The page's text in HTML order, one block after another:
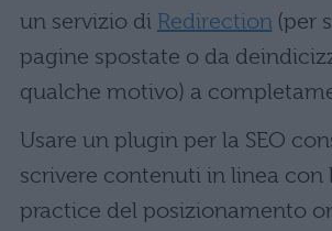
un servizio di Redirection(per
pagine spostate o da
qualche motivo) a
Usare un plugin per la SEO
scrivere contenuti in linea con
practice del posizionamento